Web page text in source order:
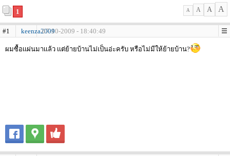
1 A A A A
#1 keenza200907-10-2009 - 18:40:49
ผมซื้อเเผ่นมาเเล้ว เเต่ย้ายบ้านไม่เป็นอ่ะครับ หรือไม่มีให้ย้ายบ้าน?